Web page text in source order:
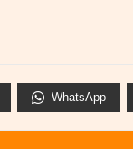
WhatsApp